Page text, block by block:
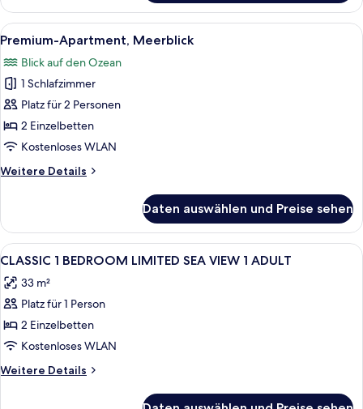
Apartment,
Meerblick
(1
Alle
Fotos
für
Premium-
Apartment,
Meerblick
anzeigen
Ein Hotelzimmer mit zwei Betten,
19
Premium-Apartment, Meerblick
Blick auf den Ozean
1 Schlafzimmer
Platz für 2 Personen
2 Einzelbetten
Kostenloses WLAN
Weitere Details
Weitere
Apartment,
Meerblick
Daten auswählen und Preise sehen
Alle
Fotos
für
CLASSIC
1
BEDROOM
LIMITED
SEA
1 Schlafzimmer, kostenloses WLAN,
11
CLASSIC 1 BEDROOM LIMITED SEA VIEW 1 ADULT
33 m²
Platz für 1 Person
2 Einzelbetten
Kostenloses WLAN
Weitere Details
Weitere